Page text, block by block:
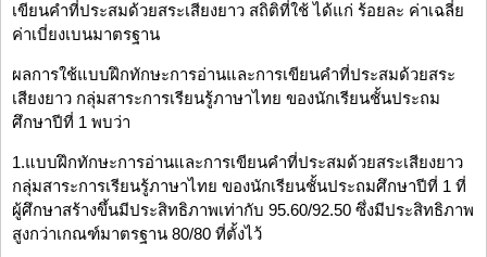
เขียนคำที่ประสมด้วยสระเสียงยาว สถิติที่ใช้ ได้แก่ ร้อยละ ค่าเฉลี่ย
ค่าเบี่ยงเบนมาตรฐาน
ผลการใช้แบบฝึกทักษะการอ่านและการเขียนคำที่ประสมด้วยสระ
เสียงยาว กลุ่มสาระการเรียนรู้ภาษาไทย ของนักเรียนชั้นประถม
ศึกษาปีที่ 1 พบว่า
1.แบบฝึกทักษะการอ่านและการเขียนคำที่ประสมด้วยสระเสียงยาว
กลุ่มสาระการเรียนรู้ภาษาไทย ของนักเรียนชั้นประถมศึกษาปีที่ 1 ที่
ผู้ศึกษาสร้างขึ้นมีประสิทธิภาพเท่ากับ 95.60/92.50 ซึ่งมีประสิทธิภาพ
สูงกว่าเกณฑ์มาตรฐาน 80/80 ที่ตั้งไว้